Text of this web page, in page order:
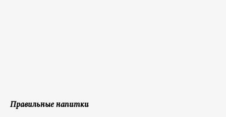
Правильные напитки